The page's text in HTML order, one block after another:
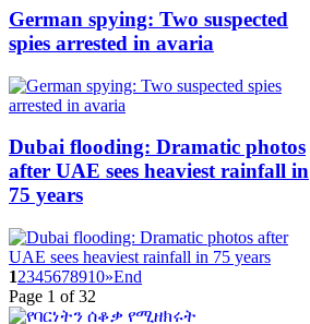
German spying: Two suspected
spies arrested in avaria
Dubai flooding: Dramatic photos
after UAE sees heaviest rainfall in
75 years
12345678910»End
Page 1 of 32